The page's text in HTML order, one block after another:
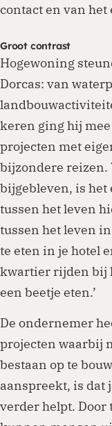
contact en van het
Groot contrast
Hogewoning
Dorcas: van
keren ging hij
projecten met
bijzondere reizen.
bijgebleven, is het
tussen het leven
tussen het leven
te eten in je hotel
kwartier rijden bij
een beetje eten.’
De ondernemer
projecten waarbij
bestaan op te
aanspreekt, is dat
verder helpt. Door